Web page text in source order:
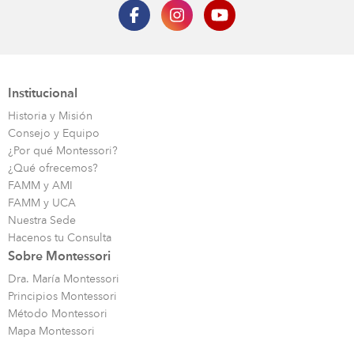
Institucional
Historia y Misión
Consejo y Equipo
¿Por qué Montessori?
¿Qué ofrecemos?
FAMM y AMI
FAMM y UCA
Nuestra Sede
Hacenos tu Consulta
Sobre Montessori
Dra. María Montessori
Principios Montessori
Método Montessori
Mapa Montessori